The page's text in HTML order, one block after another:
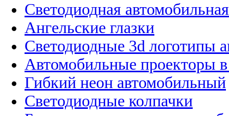
Светодиодная
Ангельские глазки
Светодиодные 3d логотипы
Автомобильные проекторы
Гибкий неон автомобильный
Светодиодные колпачки